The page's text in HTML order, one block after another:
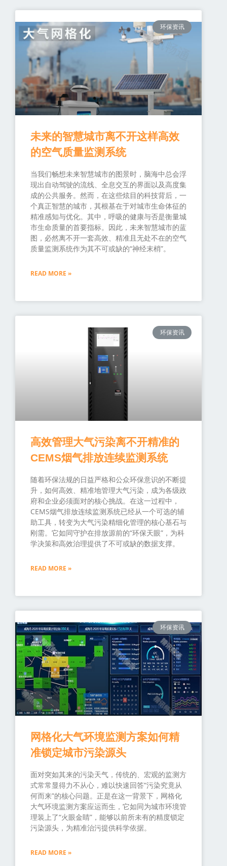
环保资讯
未来的智慧城市离不开这样高效
的空气质量监测系统
当我们畅想未来智慧城市的图景时，脑海中总会浮
现出自动驾驶的流线、全息交互的界面以及高度集
成的公共服务。然而，在这些炫目的科技背后，一
个真正智慧的城市，其根基在于对城市生命体征的
精准感知与优化。其中，呼吸的健康与否是衡量城
市生命质量的首要指标。因此，未来智慧城市的蓝
图，必然离不开一套高效、精准且无处不在的空气
质量监测系统作为其不可或缺的“神经末梢”。
READ MORE »
环保资讯
高效管理大气污染离不开精准的
CEMS烟气排放连续监测系统
随着环保法规的日益严格和公众环保意识的不断提
升，如何高效、精准地管理大气污染，成为各级政
府和企业必须面对的核心挑战。在这一过程中，
CEMS烟气排放连续监测系统已经从一个可选的辅
助工具，转变为大气污染精细化管理的核心基石与
刚需。它如同守护在排放源前的“环保天眼”，为科
学决策和高效治理提供了不可或缺的数据支撑。
READ MORE »
环保资讯
网格化大气环境监测方案如何精
准锁定城市污染源头
面对突如其来的污染天气，传统的、宏观的监测方
式常常显得力不从心，难以快速回答“污染究竟从
何而来”的核心问题。正是在这一背景下，网格化
大气环境监测方案应运而生，它如同为城市环境管
理装上了“火眼金睛”，能够以前所未有的精度锁定
污染源头，为精准治污提供科学依据。
READ MORE »